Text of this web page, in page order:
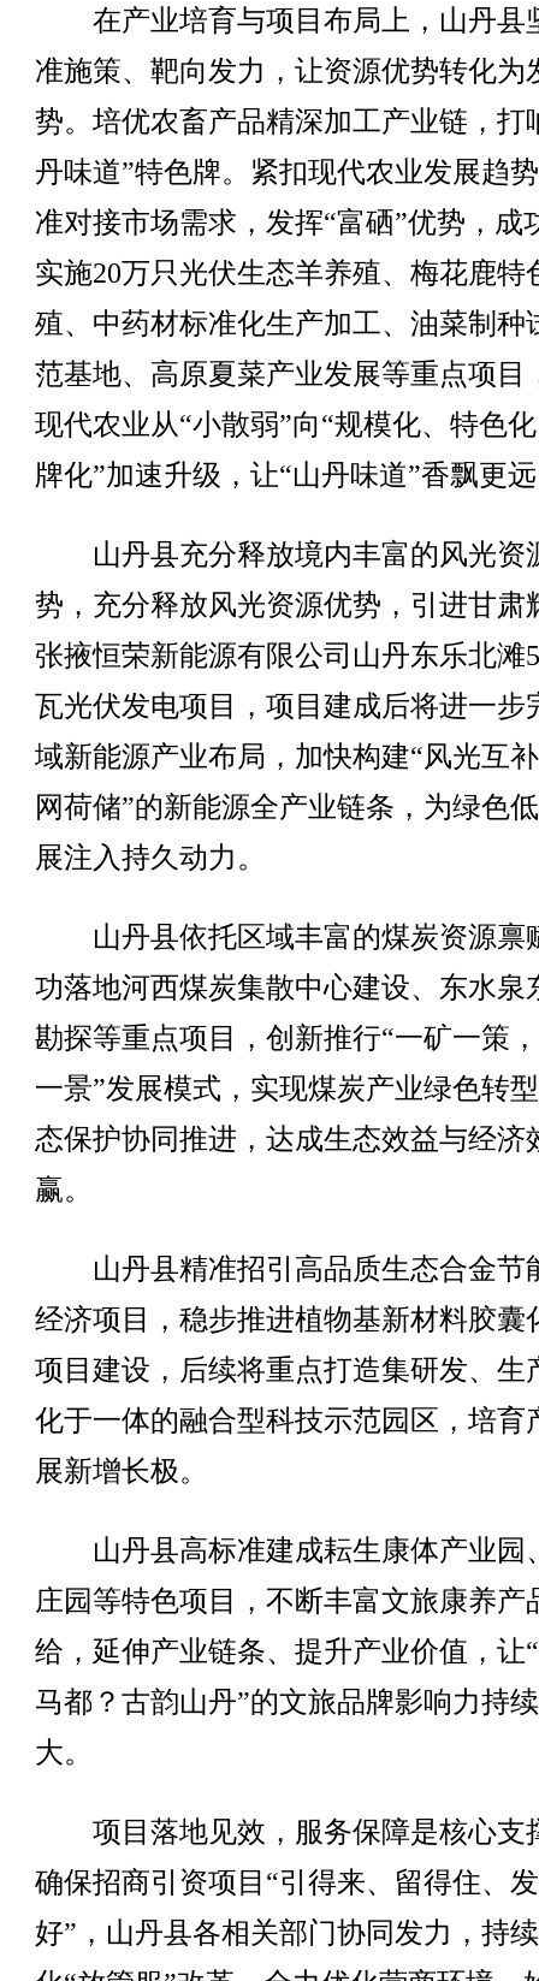
在产业培育与项目布局上，山丹县
准施策、靶向发力，让资源优势转化为
势。培优农畜产品精深加工产业链，打
丹味道”特色牌。紧扣现代农业发展趋
准对接市场需求，发挥“富硒”优势，成
实施20万只光伏生态羊养殖、梅花鹿特
殖、中药材标准化生产加工、油菜制种
范基地、高原夏菜产业发展等重点项目
现代农业从“小散弱”向“规模化、特色
牌化”加速升级，让“山丹味道”香飘更
山丹县充分释放境内丰富的风光资
势，充分释放风光资源优势，引进甘肃
张掖恒荣新能源有限公司山丹东乐北滩
瓦光伏发电项目，项目建成后将进一步
域新能源产业布局，加快构建“风光互
网荷储”的新能源全产业链条，为绿色
展注入持久动力。
山丹县依托区域丰富的煤炭资源禀
功落地河西煤炭集散中心建设、东水泉
勘探等重点项目，创新推行“一矿一策
一景”发展模式，实现煤炭产业绿色转
态保护协同推进，达成生态效益与经济
赢。
山丹县精准招引高品质生态合金节
经济项目，稳步推进植物基新材料胶囊
项目建设，后续将重点打造集研发、生
化于一体的融合型科技示范园区，培育
展新增长极。
山丹县高标准建成耘生康体产业园
庄园等特色项目，不断丰富文旅康养产
给，延伸产业链条、提升产业价值，让
马都？古韵山丹”的文旅品牌影响力持
大。
项目落地见效，服务保障是核心支
确保招商引资项目“引得来、留得住、
好”，山丹县各相关部门协同发力，持